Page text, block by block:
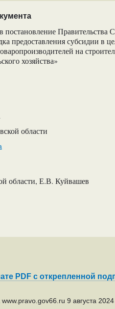
предоставления субсидии в
на
хозяйства»
области
области, Е.В. Куйвашев
PDF с открепленной
9 августа 2024